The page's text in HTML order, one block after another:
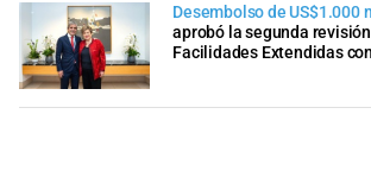
Desembolso de US$1.000
aprobó la segunda
Facilidades Extendidas